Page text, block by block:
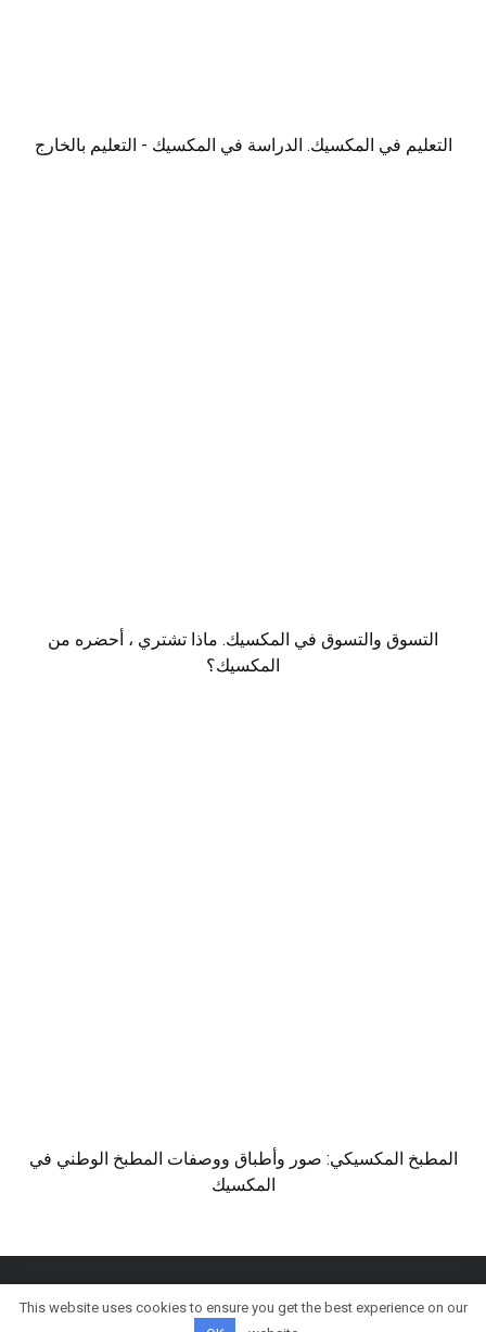
التعليم في المكسيك. الدراسة في المكسيك - التعليم بالخارج
التسوق والتسوق في المكسيك. ماذا تشتري ، أحضره من
المكسيك؟
المطبخ المكسيكي: صور وأطباق ووصفات المطبخ الوطني في
المكسيك
This website uses cookies to ensure you get the best experience on our